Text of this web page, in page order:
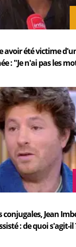
avoir été victime
: "Je n'ai pas les
conjugales, Jean
: de quoi s'agit-il